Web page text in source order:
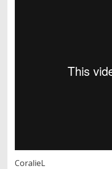
CoralieL